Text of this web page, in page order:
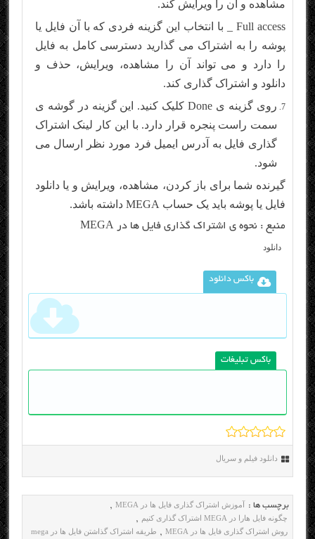
مشاهده و آن را ویرایش کند.
Full access _ با انتخاب این گزینه فردی که با آن فایل یا
پوشه را به اشتراک می گذارید دسترسی کامل به فایل
را دارد و می تواند آن را مشاهده، ویرایش، حذف و
دانلود و اشتراک گذاری کند.
روی گزینه ی Done کلیک کنید. این گزینه در گوشه ی
سمت راست پنجره قرار دارد. با این کار لینک اشتراک
گذاری فایل به آدرس ایمیل فرد مورد نظر ارسال می
شود.
گیرنده شما برای باز کردن، مشاهده، ویرایش و یا دانلود
فایل یا پوشه باید یک حساب MEGA داشته باشد.
منبع : نحوه ی اشتراک گذاری فایل ها در MEGA
دانلود
باکس دانلود
باکس تبلیغات
دانلود فیلم و سریال
برچسب ها : آموزش اشتراک گذاری فایل ها در MEGA ,
چگونه فایل هارا در MEGA اشتراک گذاری کنیم ,
روش اشتراک گذاری فایل ها در MEGA , طریقه اشتراک گذاشتن فایل ها در mega